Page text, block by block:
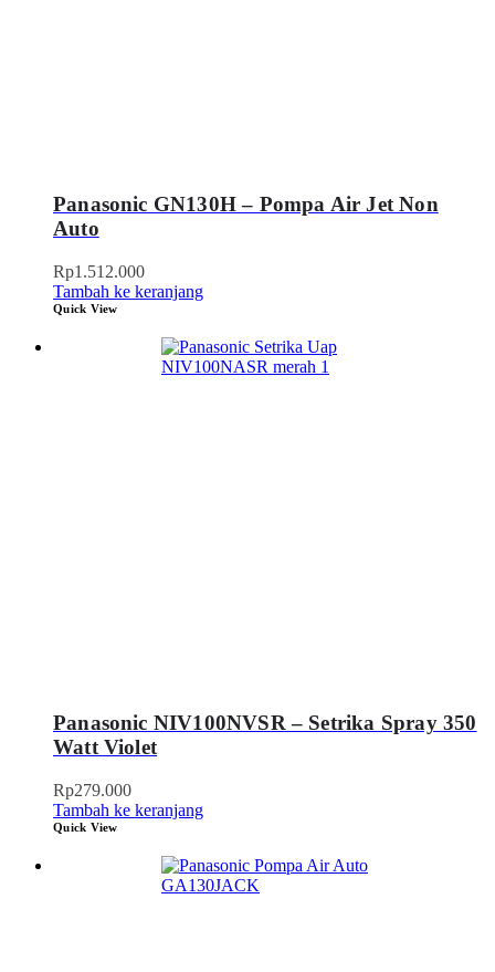
Panasonic GN130H – Pompa Air Jet Non
Auto
Rp1.512.000
Tambah ke keranjang
Quick View
Panasonic NIV100NVSR – Setrika Spray 350
Watt Violet
Rp279.000
Tambah ke keranjang
Quick View